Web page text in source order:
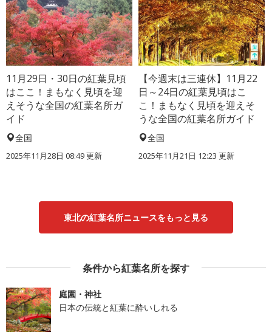
11月29日・30日の紅葉見頃
はここ！まもなく見頃を迎
えそうな全国の紅葉名所ガ
イド
全国
2025年11月28日 08:49 更新
【今週末は三連休】11月22
日～24日の紅葉見頃はこ
こ！まもなく見頃を迎えそ
うな全国の紅葉名所ガイド
全国
2025年11月21日 12:23 更新
東北の紅葉名所ニュースをもっと見る
条件から紅葉名所を探す
庭園・神社
日本の伝統と紅葉に酔いしれる